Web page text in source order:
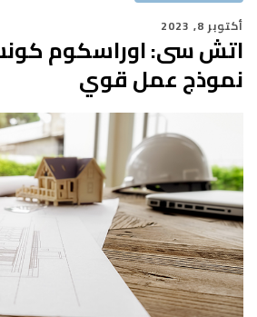
أكتوبر 8, 2023
اتش سى: اوراسكوم
نموذج عمل قوي